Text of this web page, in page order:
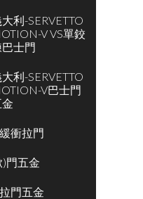
利-SERVETTO
V VS單鉸
士門
利-SERVETTO
V巴士門
衝拉門
門五金
門五金